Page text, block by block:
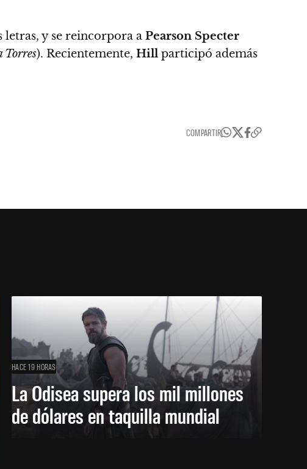
letras, y se reincorpora a Pearson Specter
Torres). Recientemente, Hill participó además
COMPARTIR
HACE 19 HORAS
La Odisea supera los mil millones
de dólares en taquilla mundial